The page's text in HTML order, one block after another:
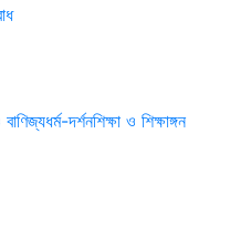
ধর্ম-দর্শনশিক্ষা ও শিক্ষাঙ্গন